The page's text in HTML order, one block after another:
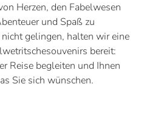
Herzen, den Fabelwesen
und Spaß zu
gelingen, halten wir eine
bereit:
Reise begleiten und Ihnen
Sie sich wünschen.